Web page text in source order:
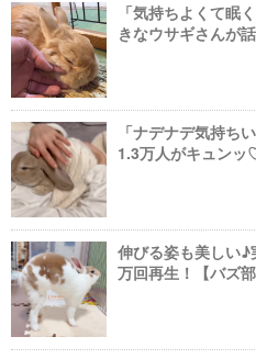
「気持ちよくて眠
きなウサギさんが
「ナデナデ気持ち
1.3万人がキュンッ
伸びる姿も美しい
万回再生！【バズ部